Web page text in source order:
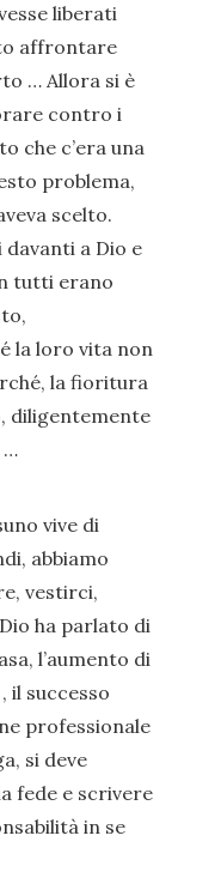
liberati
affrontare
… Allora si è
contro i
che c’era una
problema,
scelto.
a Dio e
tutti erano
la loro vita non
la fioritura
diligentemente
…
vive di
abbiamo
vestirci,
ha parlato di
l’aumento di
il successo
professionale
si deve
fede e scrivere
in se